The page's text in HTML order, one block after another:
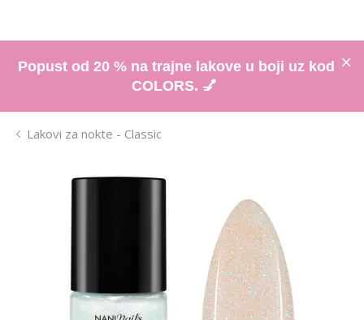
Popust od 20 % na trajne lakove u boji uz kod
COLORS. 💅
Lakovi za nokte - Classic